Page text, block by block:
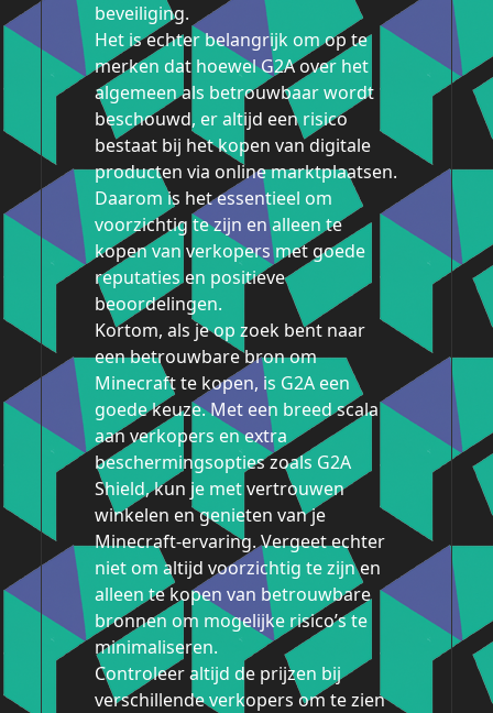
beveiliging.
Het is echter belangrijk om op te
merken dat hoewel G2A over het
algemeen als betrouwbaar wordt
beschouwd, er altijd een risico
bestaat bij het kopen van digitale
producten via online marktplaatsen.
Daarom is het essentieel om
voorzichtig te zijn en alleen te
kopen van verkopers met goede
reputaties en positieve
beoordelingen.
Kortom, als je op zoek bent naar
een betrouwbare bron om
Minecraft te kopen, is G2A een
goede keuze. Met een breed scala
aan verkopers en extra
beschermingsopties zoals G2A
Shield, kun je met vertrouwen
winkelen en genieten van je
Minecraft-ervaring. Vergeet echter
niet om altijd voorzichtig te zijn en
alleen te kopen van betrouwbare
bronnen om mogelijke risico’s te
minimaliseren.
Controleer altijd de prijzen bij
verschillende verkopers om te zien